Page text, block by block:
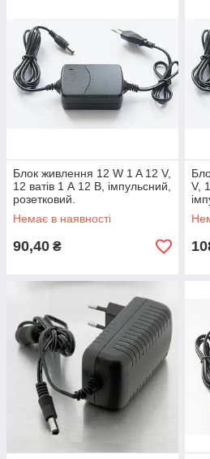
Блок живлення 12 W 1 A 12 V,
12 ватів 1 А 12 В, імпульсний,
розетковий.
Немає в наявності
90,40 ₴
V,